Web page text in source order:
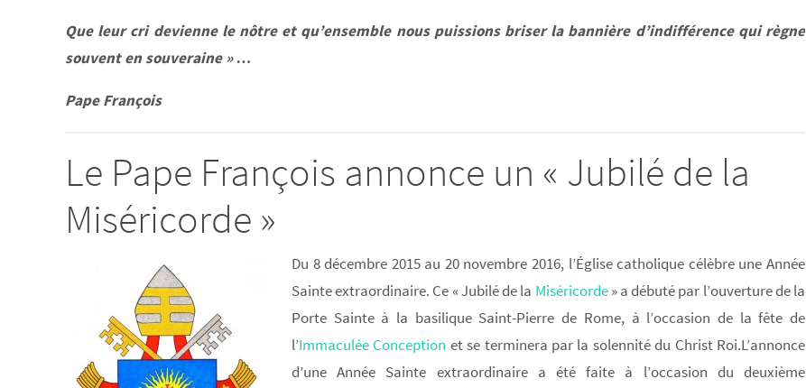
Que leur cri devienne le nôtre et qu’ensemble nous puissions briser la bannière d’indifférence qui règne
souvent en souveraine » …
Pape François
Le Pape François annonce un « Jubilé de la
Miséricorde »
Du 8 décembre 2015 au 20 novembre 2016, l’Église catholique célèbre une Année
Sainte extraordinaire. Ce « Jubilé de la Miséricorde» a débuté par l’ouverture de la
Porte Sainte à la basilique Saint-Pierre de Rome, à l’occasion de la fête de
l’Immaculée Conception et se terminera par la solennité du Christ Roi.L’annonce
d’une Année Sainte extraordinaire a été faite à l’occasion du deuxième